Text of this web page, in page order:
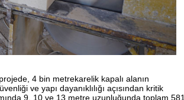
4 bin metrekarelik kapalı alanın
ve yapı dayanıklılığı açısından kritik
9, 10 ve 13 metre uzunluğunda toplam 581